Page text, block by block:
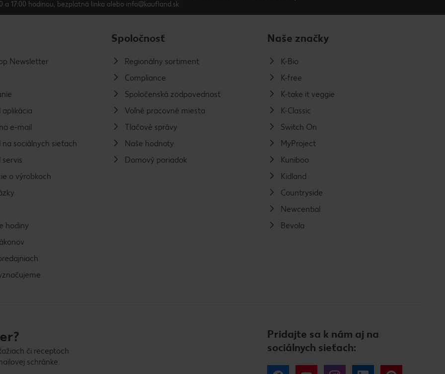
17:00 hodinou, bezplatná linka alebo info@kaufland.sk
Newsletter
aplikácia
e-mail
na sociálnych sieťach
servis
o výrobkoch
hodiny
Spoločnosť
Regionálny sortiment
Compliance
Spoločenská zodpovednosť
Voľné pracovné miesta
Tlačové správy
Naše hodnoty
Domový poriadok
Naše značky
K-Bio
K-free
K-take it veggie
K-Classic
Switch On
MyProject
Kuniboo
Kidland
Countryside
Newcential
Bevola
či receptoch
schránke.
Pridajte sa k nám aj na
sociálnych sieťach: